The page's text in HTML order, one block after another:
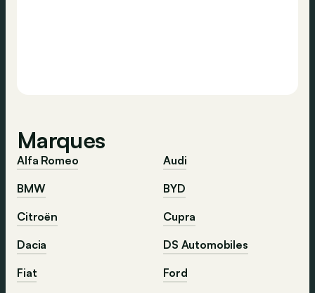
Marques
Alfa Romeo
Audi
BMW
BYD
Citroën
Cupra
Dacia
DS Automobiles
Fiat
Ford